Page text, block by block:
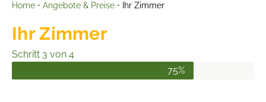
Home • Angebote & Preise • Ihr Zimmer
Ihr Zimmer
Schritt 3 von 4
75%